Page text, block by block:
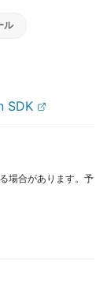
ル
SDK
場合があります。予